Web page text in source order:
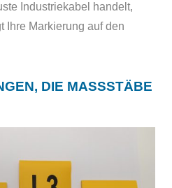
Industriekabel handelt,
Ihre Markierung auf den
DIE MASSSTÄBE S